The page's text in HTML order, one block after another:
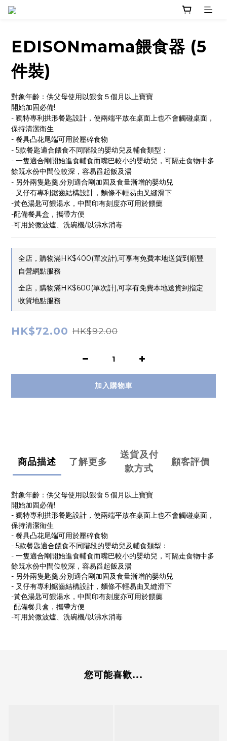
EDISONmama餵食器 (5
件裝)
對象年齡：供父母使用以餵食５個月以上寶寶
開始加固必備!
- 獨特專利拱形餐匙設計，使兩端平放在桌面上也不會觸碰桌面，
保持清潔衛生
- 餐具凸花尾端可用於壓碎食物
- 5款餐匙適合餵食不同階段的嬰幼兒及輔食類型：
- 一隻適合剛開始進食輔食而嘴巴較小的嬰幼兒，可隔走食物中多
餘既水份中間位較深，容易舀起飯及湯
- 另外兩隻匙羹,分別適合剛加固及食量漸增的嬰幼兒
- 叉仔有專利鋸齒結構設計，麵條不輕易由叉縫滑下
-黃色湯匙可餵湯水，中間印有刻度亦可用於餵藥
-配備餐具盒，攜帶方便
-可用於微波爐、洗碗機/以沸水消毒
全店，購物滿HK$400(單次計),可享有免費本地送貨到順豐
自營網點服務
全店，購物滿HK$600(單次計),可享有免費本地送貨到指定
收貨地點服務
HK$72.00 HK$92.00
加入購物車
商品描述 了解更多
送貨及付
款方式
顧客評價
對象年齡：供父母使用以餵食５個月以上寶寶
開始加固必備!
- 獨特專利拱形餐匙設計，使兩端平放在桌面上也不會觸碰桌面，
保持清潔衛生
- 餐具凸花尾端可用於壓碎食物
- 5款餐匙適合餵食不同階段的嬰幼兒及輔食類型：
- 一隻適合剛開始進食輔食而嘴巴較小的嬰幼兒，可隔走食物中多
餘既水份中間位較深，容易舀起飯及湯
- 另外兩隻匙羹,分別適合剛加固及食量漸增的嬰幼兒
- 叉仔有專利鋸齒結構設計，麵條不輕易由叉縫滑下
-黃色湯匙可餵湯水，中間印有刻度亦可用於餵藥
-配備餐具盒，攜帶方便
-可用於微波爐、洗碗機/以沸水消毒
您可能喜歡...